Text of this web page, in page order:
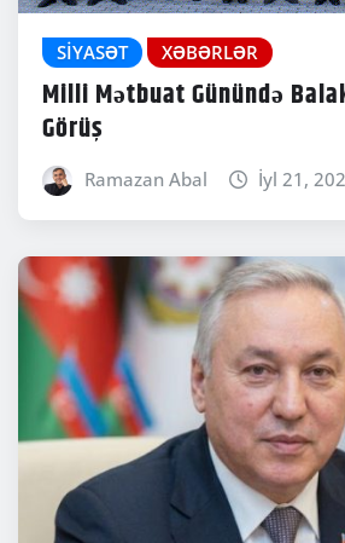
SIYASƏT XƏBƏRLƏR
Milli Mətbuat Günündə
Görüş
Ramazan Abal İyl 21,